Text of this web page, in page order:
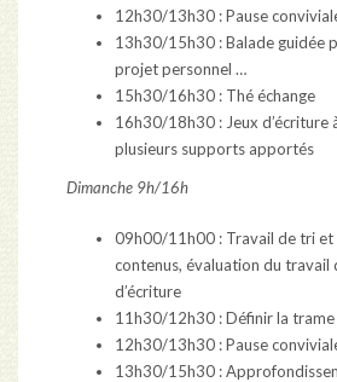
12h30/13h30 : Pause
13h30/15h30 : Balade guidée
projet personnel …
15h30/16h30 : Thé échange
16h30/18h30 : Jeux d’écriture
plusieurs supports apportés
Dimanche 9h/16h
09h00/11h00 : Travail de tri et
contenus, évaluation du travail
d’écriture
11h30/12h30 : Définir la
12h30/13h30 : Pause
13h30/15h30 :